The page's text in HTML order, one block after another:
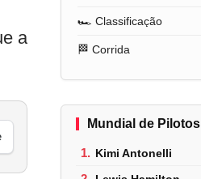
a
🏎️ Classificação
🏁 Corrida
Mundial de Pilotos
1. Kimi Antonelli